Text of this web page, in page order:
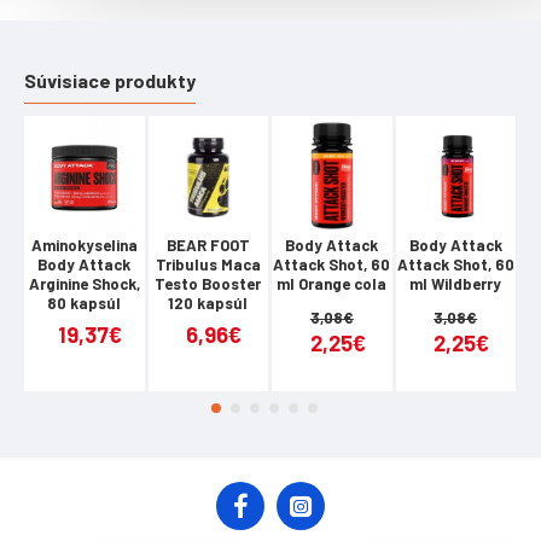
- je pekelne silná, predtréningová zmes pre funkčnú
suplementáciu.
- obsahuje horčík pre správnu funkciu svalov.
- je určený na použitie pred najnáročnejšími tréningami a
závodmi.
Balenie obsahuje 300 g prípravku - 90 denných dávok.
Súvisiace produkty
Aminokyselina
Body Attack
Arginine Shock,
80 kapsúl
19,37€
BEAR FOOT
Tribulus Maca
Testo Booster
120 kapsúl
6,96€
Body Attack
Attack Shot, 60
ml Orange cola
2,25€
3,08€
Body Attack
Attack Shot, 60
ml Wildberry
2,25€
3,08€